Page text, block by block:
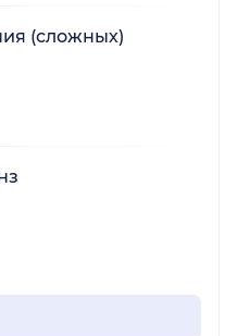
(сложных)